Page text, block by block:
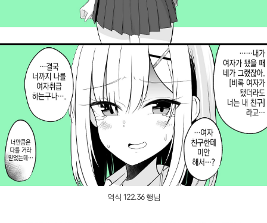
역식 122.36 행님